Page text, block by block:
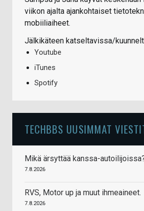
viikon ajalta ajankohtaiset
mobiiliaiheet.
Jälkikäteen katseltavissa/
Youtube
iTunes
Spotify
TECHBBS UUSIMMAT
Mikä ärsyttää kanssa-
7.8.2026
RVS, Motor up ja muut ihmeaineet.
7.8.2026